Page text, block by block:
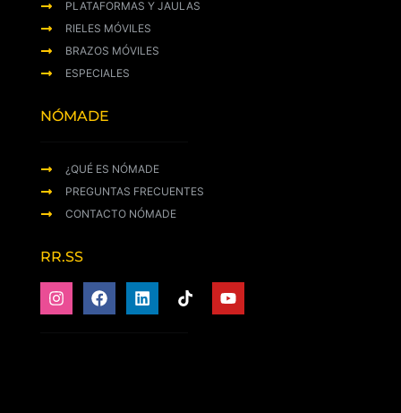
PLATAFORMAS Y JAULAS
RIELES MÓVILES
BRAZOS MÓVILES
ESPECIALES
NÓMADE
¿QUÉ ES NÓMADE
PREGUNTAS FRECUENTES
CONTACTO NÓMADE
RR.SS